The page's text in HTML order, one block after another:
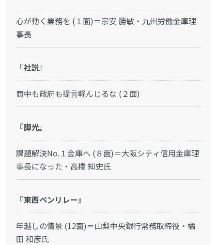
心が動く業務を (１面)＝宗安 勝敏・九州労働金庫理
事長
『社説』
商中も政府も提言軽んじるな (２面)
『脚光』
課題解決No.１金庫へ (８面)＝大阪シティ信用金庫理
事長になった・高橋 知史氏
『東西ペンリレー』
年越しの情景 (12面)＝山梨中央銀行常務取締役・橘
田 和彦氏